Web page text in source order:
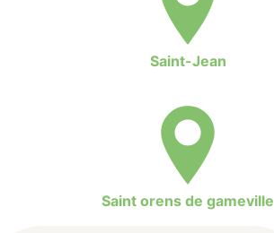
Saint-Jean
Saint orens de gameville